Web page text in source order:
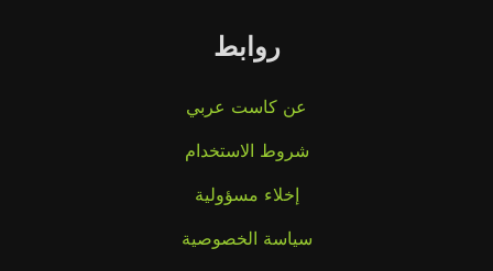
روابط
عن كاست عربي
شروط الاستخدام
إخلاء مسؤولية
سياسة الخصوصية